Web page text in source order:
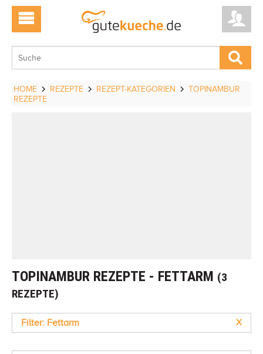
HOME REZEPTE REZEPT-KATEGORIEN
TOPINAMBUR
REZEPTE
TOPINAMBUR REZEPTE - FETTARM (3
REZEPTE)
Filter: Fettarm X